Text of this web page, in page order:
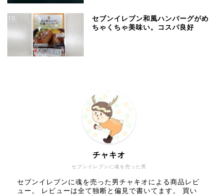
10
セブンイレブン和風ハンバーグがめ
ちゃくちゃ美味い。コスパ良好
セブンイレブンに魂を売った男
チャキオ
セブンイレブンに魂を売った男チャキオによる商品レビ
ュー。 レビューは全て独断と偏見で書いてます。 買い